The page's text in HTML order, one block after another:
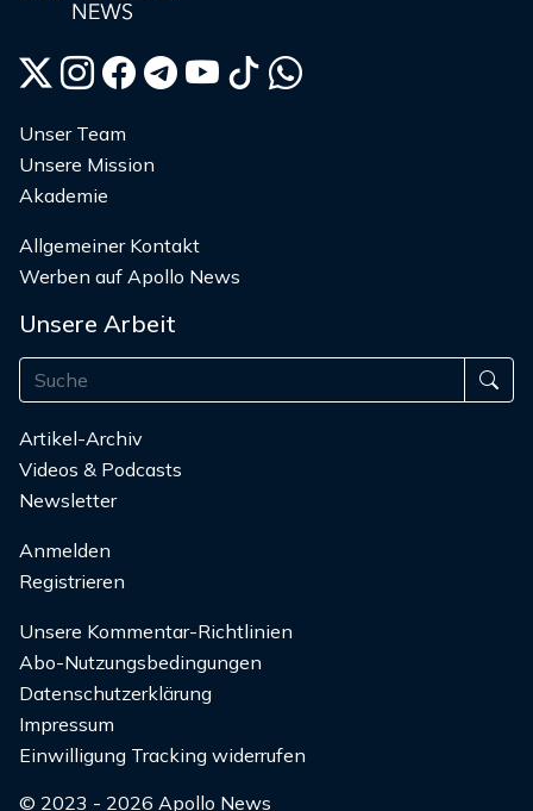
Unser Team
Unsere Mission
Akademie
Allgemeiner Kontakt
Werben auf Apollo News
Unsere Arbeit
Artikel-Archiv
Videos & Podcasts
Newsletter
Anmelden
Registrieren
Unsere Kommentar-Richtlinien
Abo-Nutzungsbedingungen
Datenschutzerklärung
Impressum
Einwilligung Tracking widerrufen
© 2023 - 2026 Apollo News